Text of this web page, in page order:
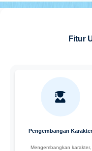
Fitur
Pengembangan
Mengembangkan karakter,